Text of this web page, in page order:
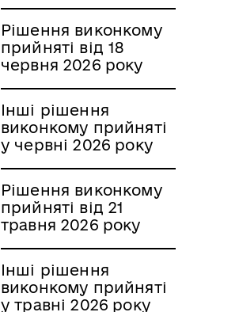
Рішення виконкому
прийняті від 18
червня 2026 року
Інші рішення
виконкому прийняті
у червні 2026 року
Рішення виконкому
прийняті від 21
травня 2026 року
Інші рішення
виконкому прийняті
у травні 2026 року